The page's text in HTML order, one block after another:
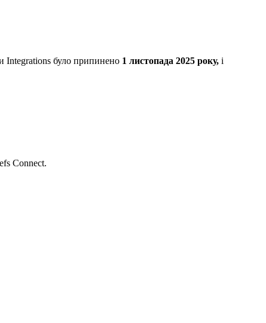
Integrations було припинено 1 листопада 2025 року, і
Connect.